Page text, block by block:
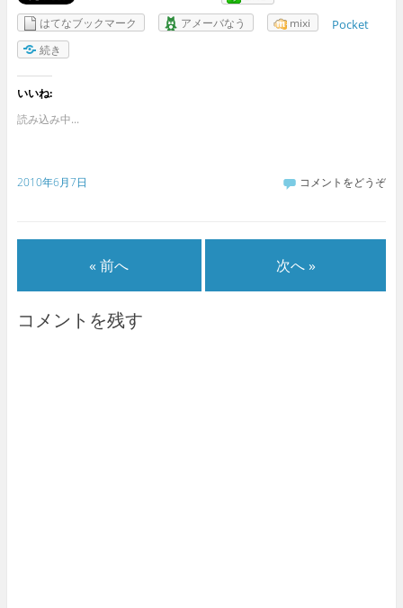
はてなブックマーク
アメーバなう mixi Pocket
続き
いいね:
読み込み中...
2010年6月7日 コメントをどうぞ
« 前へ 次へ »
コメントを残す